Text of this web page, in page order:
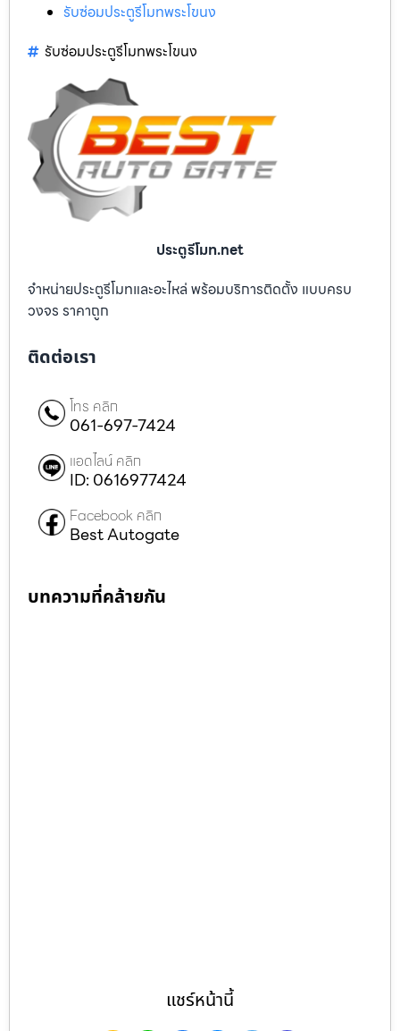
รับซ่อมประตูรีโมทพระโขนง
รับซ่อมประตูรีโมทพระโขนง
ประตูรีโมท.net
จำหน่ายประตูรีโมทและอะไหล่ พร้อมบริการติดตั้ง แบบครบ
วงจร ราคาถูก
ติดต่อเรา
โทร คลิก
061-697-7424
แอดไลน์ คลิก
ID: 0616977424
Facebook คลิก
Best Autogate
บทความที่คล้ายกัน
แชร์หน้านี้